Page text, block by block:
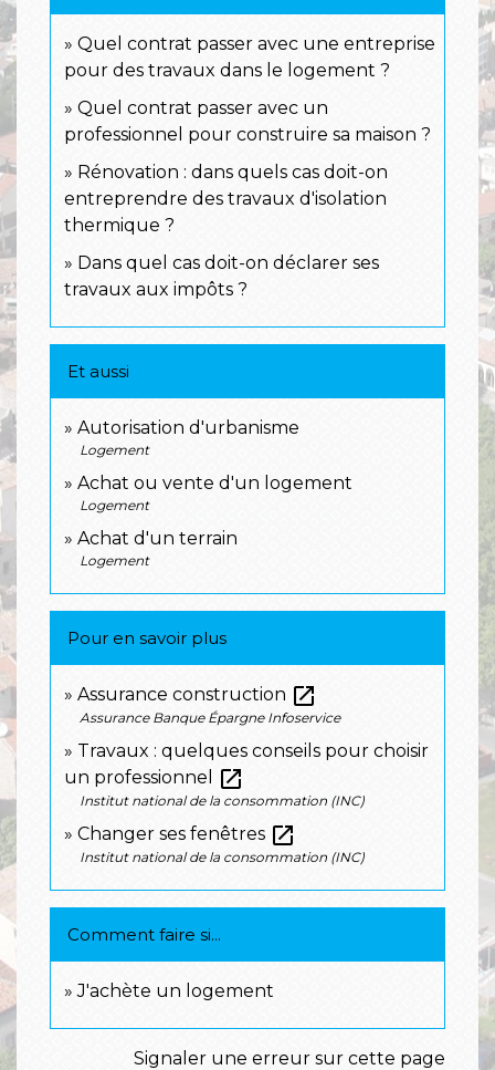
Quel contrat passer avec une entreprise
pour des travaux dans le logement ?
Quel contrat passer avec un
professionnel pour construire sa maison ?
Rénovation : dans quels cas doit-on
entreprendre des travaux d'isolation
thermique ?
Dans quel cas doit-on déclarer ses
travaux aux impôts ?
Et aussi
Autorisation d'urbanisme
Logement
Achat ou vente d'un logement
Logement
Achat d'un terrain
Logement
Pour en savoir plus
Assurance construction open_in_new
Assurance Banque Épargne Infoservice
Travaux : quelques conseils pour choisir
un professionnel
open_in_new
Institut national de la consommation (INC)
Changer ses fenêtres open_in_new
Institut national de la consommation (INC)
Comment faire si...
J'achète un logement
Signaler une erreur sur cette page